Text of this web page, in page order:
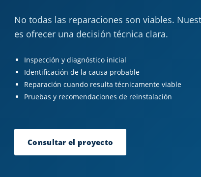
No todas las reparaciones son viables.
es ofrecer una decisión técnica clara.
Inspección y diagnóstico inicial
Identificación de la causa probable
Reparación cuando resulta técnicamente viable
Pruebas y recomendaciones de reinstalación
Consultar el proyecto